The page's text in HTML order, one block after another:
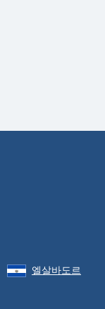
엘살바도르